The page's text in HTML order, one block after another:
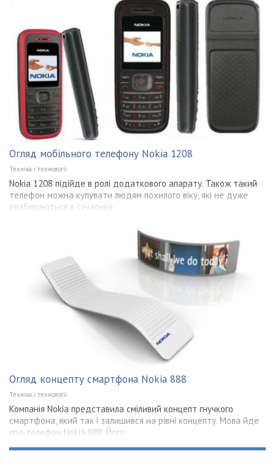
Огляд мобільного телефону Nokia 1208
Техніка і технології
Nokia 1208 підійде в ролі додаткового апарату. Також такий
телефон можна купувати людям похилого віку, які не дуже
розбираються в сучасних
Огляд концепту смартфона Nokia 888
Техніка і технології
Компанія Nokia представила сміливий концепт гнучкого
смартфона, який так і залишився на рівні концепту. Мова йде
про телефон Nokia 888. Його